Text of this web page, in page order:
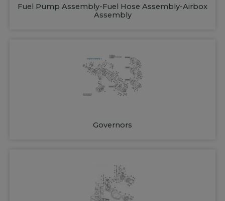
Fuel Pump Assembly-Fuel Hose Assembly-Airbox
Assembly
Governors